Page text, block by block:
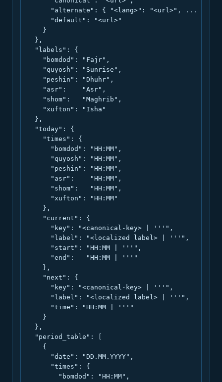
      "alternate": { "<lang>": "<url>", ... },
      "default": "<url>"
    }
  },
  "labels": {
    "bomdod": "Fajr",
    "quyosh": "Sunrise",
    "peshin": "Dhuhr",
    "asr":    "Asr",
    "shom":   "Maghrib",
    "xufton": "Isha"
  },
  "today": {
    "times": {
      "bomdod": "HH:MM",
      "quyosh": "HH:MM",
      "peshin": "HH:MM",
      "asr":    "HH:MM",
      "shom":   "HH:MM",
      "xufton": "HH:MM"
    },
    "current": {
      "key": "<canonical-key> | '''",
      "label": "<localized label> | '''",
      "start": "HH:MM | '''",
      "end":   "HH:MM | '''"
    },
    "next": {
      "key": "<canonical-key> | '''",
      "label": "<localized label> | '''",
      "time": "HH:MM | '''"
    }
  },
  "period_table": [
    {
      "date": "DD.MM.YYYY",
      "times": {
        "bomdod": "HH:MM",